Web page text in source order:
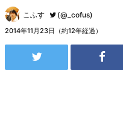
こふす (@_cofus)
2014年11月23日（約12年経過）